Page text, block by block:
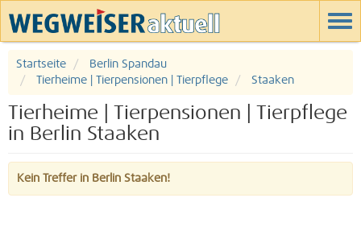
Startseite
Berlin Spandau
Tierheime | Tierpensionen | Tierpflege
Staaken
Tierheime | Tierpensionen | Tierpflege
in Berlin Staaken
Kein Treffer in Berlin Staaken!